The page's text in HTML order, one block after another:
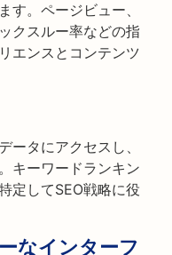
す。ページビュー、
クスルー率などの指
エンスとコンテンツ
ータにアクセスし、
キーワードランキン
定してSEO戦略に役
なインターフ